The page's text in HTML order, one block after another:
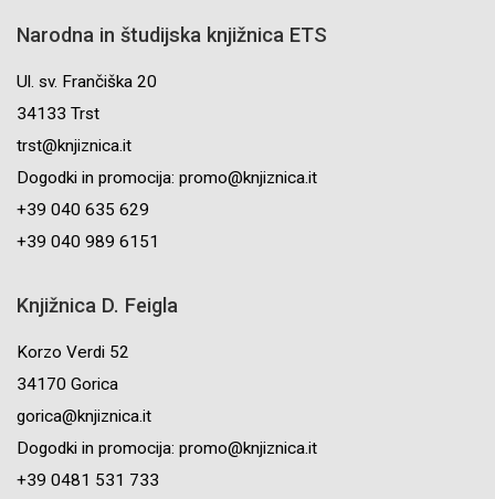
Narodna in študijska knjižnica ETS
Ul. sv. Frančiška 20
34133 Trst
trst@knjiznica.it
Dogodki in promocija: promo@knjiznica.it
+39 040 635 629
+39 040 989 6151
Knjižnica D. Feigla
Korzo Verdi 52
34170 Gorica
gorica@knjiznica.it
Dogodki in promocija: promo@knjiznica.it
+39 0481 531 733